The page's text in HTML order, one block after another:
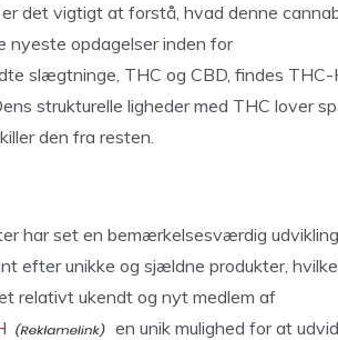
det vigtigt at forstå, hvad denne
nyeste opdagelser inden for
slægtninge, THC og CBD, findes
strukturelle ligheder med THC lover
den fra resten.
har set en bemærkelsesværdig
efter unikke og sjældne produkter,
relativt ukendt og nyt medlem af
en unik mulighed for at